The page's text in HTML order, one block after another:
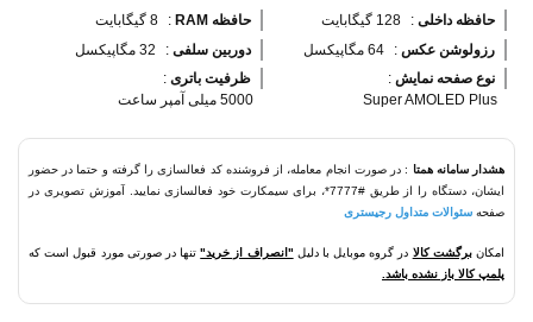
حافظه داخلی : 128 گیگابایت حافظه RAM :
8 گیگابایت
رزولوشن عکس : 64 مگاپیکسل دوربین سلفی :
32 مگاپیکسل
نوع صفحه نمایش :
Super AMOLED Plus
ظرفیت باتری :
5000 میلی آمپر ساعت
هشدار سامانه همتا
: در صورت انجام معامله، از فروشنده کد فعالسازی را گرفته و حتما در حضور
ایشان، دستگاه را از طریق #7777*، برای سیمکارت خود فعالسازی نمایید. آموزش تصویری در
صفحه سئوالات متداول رجیستری
امکانبرگشت کالا در گروه موبایل با دلیل "انصراف از خرید"تنها در صورتی مورد قبول است که
پلمپ کالا باز نشده باشد.